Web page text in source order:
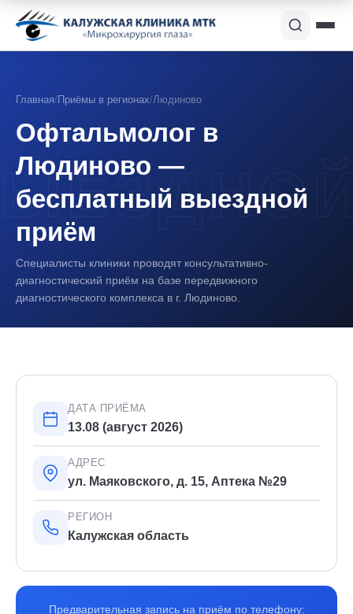
Главная/Приёмы в регионах/Людиново
Офтальмолог в
Людиново —
бесплатный выездной
приём
Специалисты клиники проводят консультативно-
диагностический приём на базе передвижного
диагностического комплекса в г. Людиново.
ДАТА ПРИЁМА
13.08 (август 2026)
АДРЕС
ул. Маяковского, д. 15, Аптека №29
РЕГИОН
Калужская область
Предварительная запись на приём по телефону: